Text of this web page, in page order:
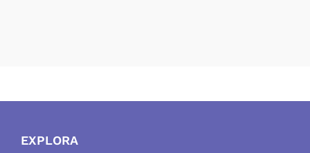
EXPLORA